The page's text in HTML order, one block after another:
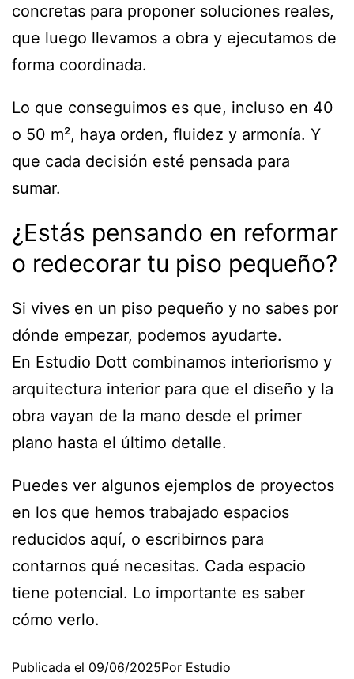
concretas para proponer soluciones reales,
que luego llevamos a obra y ejecutamos de
forma coordinada.
Lo que conseguimos es que, incluso en 40
o 50 m², haya orden, fluidez y armonía. Y
que cada decisión esté pensada para
sumar.
¿Estás pensando en reformar
o redecorar tu piso pequeño?
Si vives en un piso pequeño y no sabes por
dónde empezar, podemos ayudarte.
En Estudio Dott combinamos interiorismo y
arquitectura interior para que el diseño y la
obra vayan de la mano desde el primer
plano hasta el último detalle.
Puedes ver algunos ejemplos de proyectos
en los que hemos trabajado espacios
reducidos aquí, o escribirnos para
contarnos qué necesitas. Cada espacio
tiene potencial. Lo importante es saber
cómo verlo.
Publicada el 09/06/2025Por Estudio